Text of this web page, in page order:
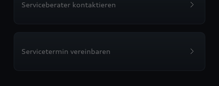
Serviceberater kontaktieren
Servicetermin vereinbaren